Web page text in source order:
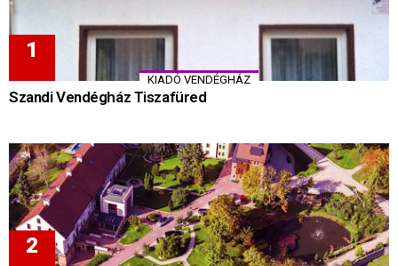
KIADÓ VENDÉGHÁZ
Szandi Vendégház Tiszafüred